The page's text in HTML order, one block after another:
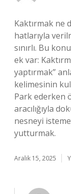
Kaktırmak ne
hatlarıyla
sınırlı. Bu
ek var:
yaptırmak”
kelimesinin
Park ederken
aracılığıyla
nesneyi
yutturmak.
Aralık 15, 2025